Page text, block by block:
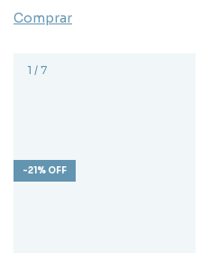
Comprar
1 / 7
-21 % OFF